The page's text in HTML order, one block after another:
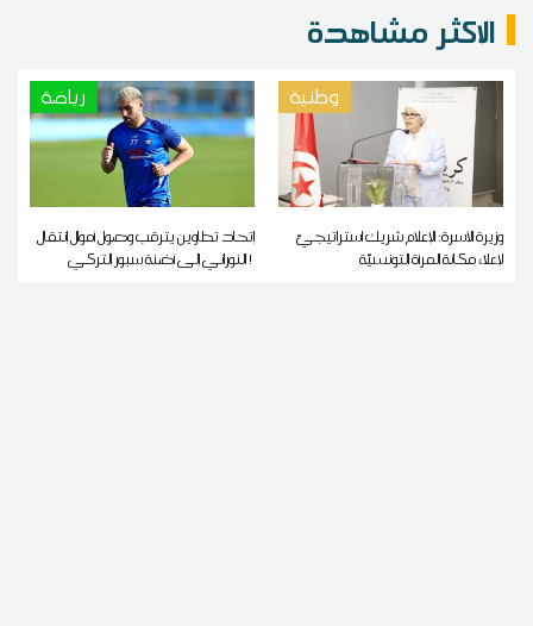
الاكثر مشاهدة
وطنية
وزيرة الأسرة: الإعلام شريك استراتيجيّ
لإعلاء مكانة المرأة التونسيّة
رياضة
إتحاد تطاوين يترقب وصول أموال إنتقال
النوراني إلى أضنة سبور التركي !